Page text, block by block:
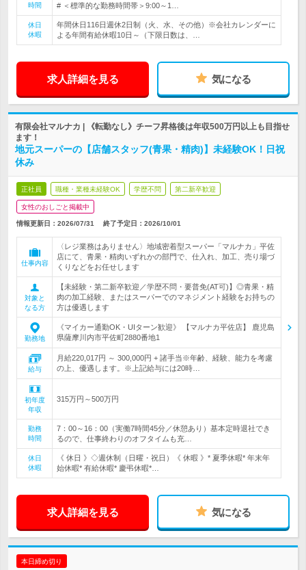
時間
# ＜標準的な勤務時間帯＞9:00～1…
休日
休暇
年間休日116日週休2日制（火、水、その他）※会社カレンダーに
よる年間有給休暇10日～（下限日数は、…
求人詳細を見る 気になる
有限会社マルナカ | 《転勤なし》チーフ昇格後は年収500万円以上も目指せ
ます！
地元スーパーの【店舗スタッフ(青果・精肉)】未経験OK！日祝
休み
正社員 職種・業種未経験OK 学歴不問 第二新卒歓迎
女性のおしごと掲載中
情報更新日：2026/07/31 終了予定日： 2026/10/01
仕事内容
〈レジ業務はありません〉地域密着型スーパー「マルナカ」平佐
店にて、青果・精肉いずれかの部門で、仕入れ、加工、売り場づ
くりなどをお任せします
対象と
なる方
【未経験・第二新卒歓迎／学歴不問・要普免(AT可)】◎青果・精
肉の加工経験、またはスーパーでのマネジメント経験をお持ちの
方は優遇します
勤務地
《マイカー通勤OK・UIターン歓迎》 【マルナカ平佐店】 鹿児島
県薩摩川内市平佐町2880番地1
給与
月給220,017円 ～ 300,000円 + 諸手当※年齢、経験、能力を考慮
の上、優遇します。※上記給与には20時…
初年度
年収
315万円～500万円
勤務
時間
7：00～16：00（実働7時間45分／休憩あり）基本定時退社でき
るので、仕事終わりのオフタイムも充…
休日
休暇
《 休日 》◇週休制（日曜・祝日）《 休暇 》* 夏季休暇* 年末年
始休暇* 有給休暇* 慶弔休暇*…
求人詳細を見る 気になる
本日締め切り